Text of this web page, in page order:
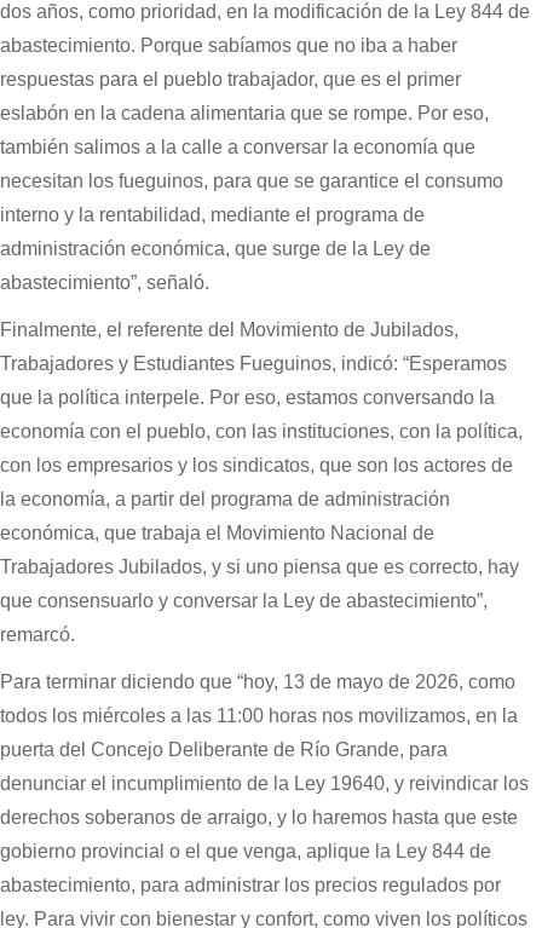
dos años, como prioridad, en la modificación de la Ley 844 de
abastecimiento. Porque sabíamos que no iba a haber
respuestas para el pueblo trabajador, que es el primer
eslabón en la cadena alimentaria que se rompe. Por eso,
también salimos a la calle a conversar la economía que
necesitan los fueguinos, para que se garantice el consumo
interno y la rentabilidad, mediante el programa de
administración económica, que surge de la Ley de
abastecimiento”, señaló.
Finalmente, el referente del Movimiento de Jubilados,
Trabajadores y Estudiantes Fueguinos, indicó: “Esperamos
que la política interpele. Por eso, estamos conversando la
economía con el pueblo, con las instituciones, con la política,
con los empresarios y los sindicatos, que son los actores de
la economía, a partir del programa de administración
económica, que trabaja el Movimiento Nacional de
Trabajadores Jubilados, y si uno piensa que es correcto, hay
que consensuarlo y conversar la Ley de abastecimiento”,
remarcó.
Para terminar diciendo que “hoy, 13 de mayo de 2026, como
todos los miércoles a las 11:00 horas nos movilizamos, en la
puerta del Concejo Deliberante de Río Grande, para
denunciar el incumplimiento de la Ley 19640, y reivindicar los
derechos soberanos de arraigo, y lo haremos hasta que este
gobierno provincial o el que venga, aplique la Ley 844 de
abastecimiento, para administrar los precios regulados por
ley. Para vivir con bienestar y confort, como viven los políticos